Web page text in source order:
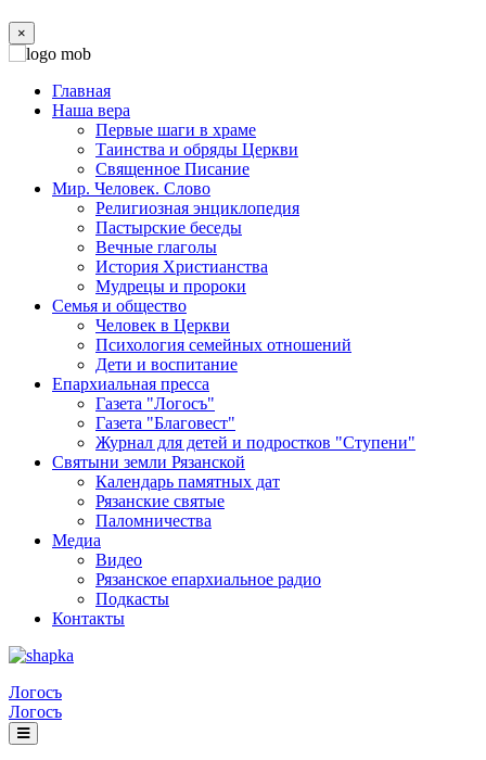
×
Главная
Наша вера
Первые шаги в храме
Таинства и обряды Церкви
Священное Писание
Мир. Человек. Слово
Религиозная энциклопедия
Пастырские беседы
Вечные глаголы
История Христианства
Мудрецы и пророки
Семья и общество
Человек в Церкви
Психология семейных отношений
Дети и воспитание
Епархиальная пресса
Газета "Логосъ"
Газета "Благовест"
Журнал для детей и подростков "Ступени"
Святыни земли Рязанской
Календарь памятных дат
Рязанские святые
Паломничества
Медиа
Видео
Рязанское епархиальное радио
Подкасты
Контакты
Логосъ
Логосъ